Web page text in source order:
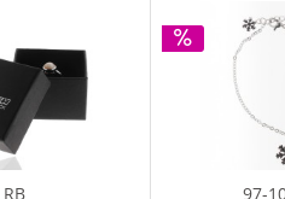
RB 97-